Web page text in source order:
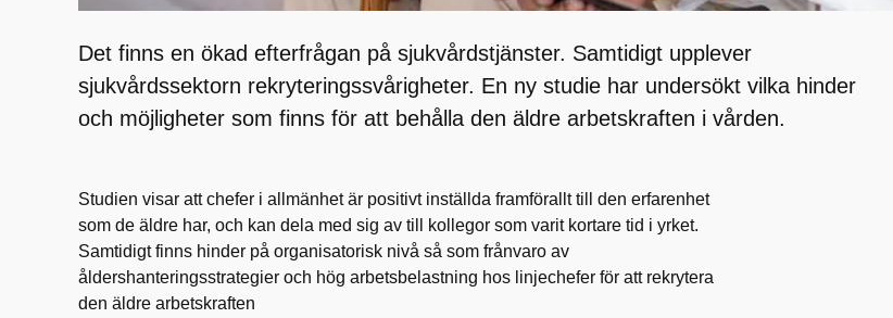
Det finns en ökad efterfrågan på sjukvårdstjänster. Samtidigt upplever
sjukvårdssektorn rekryteringssvårigheter. En ny studie har undersökt vilka hinder
och möjligheter som finns för att behålla den äldre arbetskraften i vården.
Studien visar att chefer i allmänhet är positivt inställda framförallt till den erfarenhet
som de äldre har, och kan dela med sig av till kollegor som varit kortare tid i yrket.
Samtidigt finns hinder på organisatorisk nivå så som frånvaro av
åldershanteringsstrategier och hög arbetsbelastning hos linjechefer för att rekrytera
den äldre arbetskraften